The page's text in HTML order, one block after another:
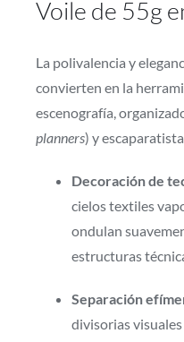
Voile de 55g
La polivalencia y
convierten en la
escenografía,
planners) y
Decoración de
cielos textiles
ondulan
estructuras
Separación
divisorias visuales